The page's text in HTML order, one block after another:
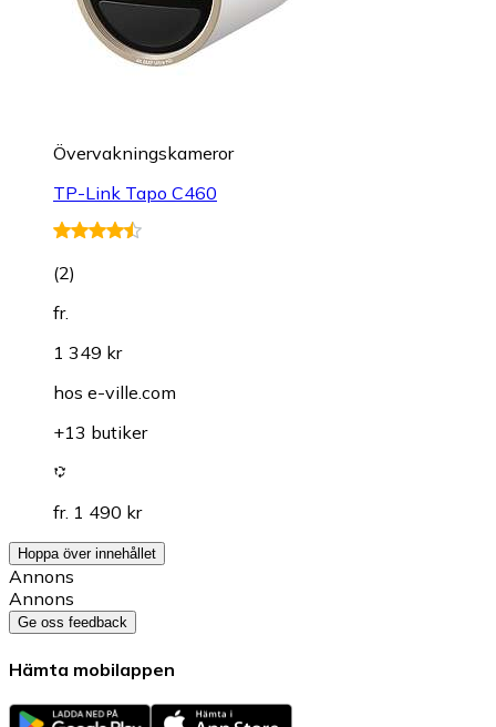
Övervakningskameror
TP-Link Tapo C460
(2)
fr.
1 349 kr
hos e-ville.com
+13 butiker
fr. 1 490 kr
Hoppa över innehållet
Annons
Annons
Ge oss feedback
Hämta mobilappen